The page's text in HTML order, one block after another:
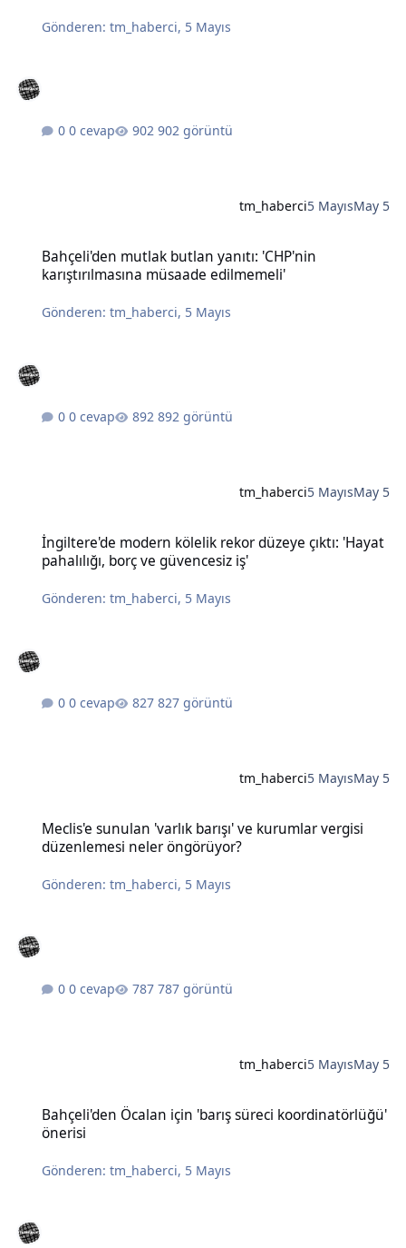
Gönderen:tm_haberci, 5 Mayıs
0 cevap 902 görüntü
tm_haberci5 MayısMay 5
Bahçeli'den mutlak butlan yanıtı: 'CHP'nin
karıştırılmasına müsaade edilmemeli'
Gönderen:tm_haberci, 5 Mayıs
0 cevap 892 görüntü
tm_haberci5 MayısMay 5
İngiltere'de modern kölelik rekor düzeye çıktı: 'Hayat
pahalılığı, borç ve güvencesiz iş'
Gönderen:tm_haberci, 5 Mayıs
0 cevap 827 görüntü
tm_haberci5 MayısMay 5
Meclis'e sunulan 'varlık barışı' ve kurumlar vergisi
düzenlemesi neler öngörüyor?
Gönderen:tm_haberci, 5 Mayıs
0 cevap 787 görüntü
tm_haberci5 MayısMay 5
Bahçeli'den Öcalan için 'barış süreci koordinatörlüğü'
önerisi
Gönderen:tm_haberci, 5 Mayıs